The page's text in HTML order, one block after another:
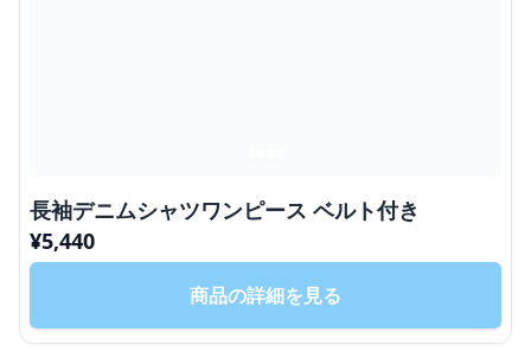
長袖デニムシャツワンピース ベルト付き
¥5,440
商品の詳細を見る